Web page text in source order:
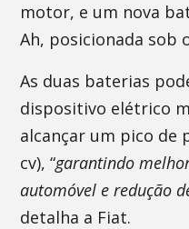
motor, e um nova
Ah, posicionada sob
As duas baterias
dispositivo elétrico
alcançar um pico de
cv), “garantindo
automóvel e redução
detalha a Fiat.